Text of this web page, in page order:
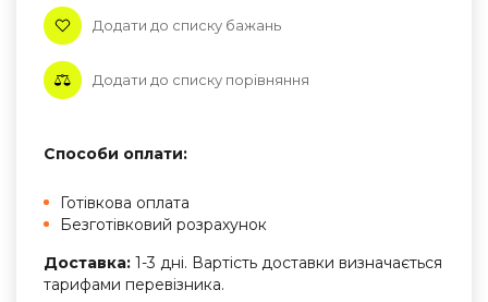
Додати до списку бажань
Додати до списку порівняння
Способи оплати:
Готівкова оплата
Безготівковий розрахунок
Доставка: 1-3 дні. Вартість доставки визначається
тарифами перевізника.